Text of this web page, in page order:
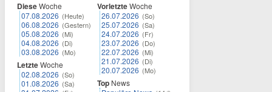
DieseWoche
07.08.2026 (Heute)
06.08.2026 (Gestern)
05.08.2026 (Mi)
04.08.2026 (Di)
03.08.2026 (Mo)
LetzteWoche
02.08.2026 (So)
01.08.2026 (Sa)
VorletzteWoche
26.07.2026 (So)
25.07.2026 (Sa)
24.07.2026 (Fr)
23.07.2026 (Do)
22.07.2026 (Mi)
21.07.2026 (Di)
20.07.2026 (Mo)
Top News